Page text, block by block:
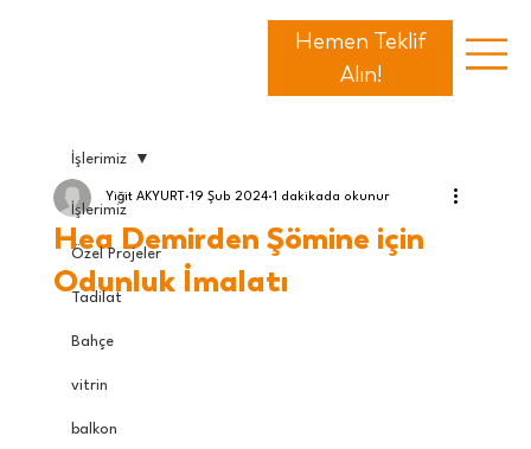
Hemen Teklif
Alın!
İşlerimiz
Özel Projeler
Tadilat
Bahçe
vitrin
balkon
İşlerimiz
Hea Demirden Şömine için
Odunluk İmalatı
Yiğit AKYURT 19 Şub 2024 1 dakikada okunur